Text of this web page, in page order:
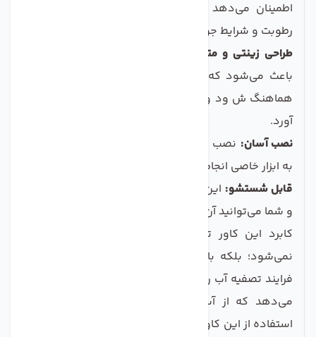
اطمینان می‌دهد که دستگاه تصفیه آب شما در برابر
رطوبت و شرایط جوی نامساعد محافظت می‌شود.
طراحی زینتی و متنوع:
باعث می‌شود که به راحتی با دکوراسیون داخلی منزل
هماهنگ ش ود و ظاهری زیبا برای فضای شما به ارمغان
آورد.
نصب آسان: نصب این کاور بسیار ساده است و بدون نیاز
به ابزار خاصی انجام می‌شود.
قابل شستشو: این محصول به راحتی قابل شستشو است
و شما می‌توانید آن را به راحتی تمیز نگه‌دارید.
کابرد این کاور تنها به زیبایی و ظاهری زیبا محدود
نمی‌شود؛ بلکه با محافظت از دستگاه تصفیه آب شما،
فرایند تصفیه آب را بهینه‌تر می‌کند و به شما این امکان را
می‌دهد که از آب سالم‌تری بهره‌مند شوید. همچنین،
استفاده از این کاور می‌تواند هزینه‌های تعمیر و نگهداری